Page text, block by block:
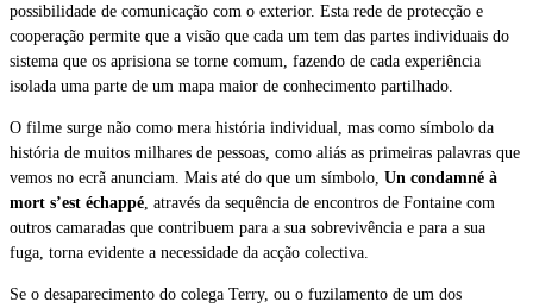
possibilidade de comunicação com o exterior. Esta rede de protecção e
cooperação permite que a visão que cada um tem das partes individuais do
sistema que os aprisiona se torne comum, fazendo de cada experiência
isolada uma parte de um mapa maior de conhecimento partilhado.
O filme surge não como mera história individual, mas como símbolo da
história de muitos milhares de pessoas, como aliás as primeiras palavras que
vemos no ecrã anunciam. Mais até do que um símbolo, Un condamné à
mort s’est échappé , através da sequência de encontros de Fontaine com
outros camaradas que contribuem para a sua sobrevivência e para a sua
fuga, torna evidente a necessidade da acção colectiva.
Se o desaparecimento do colega Terry, ou o fuzilamento de um dos